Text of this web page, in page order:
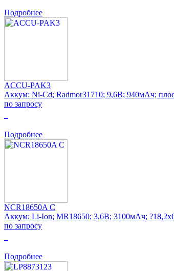
Подробнее
ACCU-PAK3
Аккум: Ni-Cd; Radmor31710; 9,6В; 940мАч;
по запросу
Подробнее
NCR18650A C
Аккум: Li-Ion; MR18650; 3,6В; 3100мАч;
по запросу
Подробнее